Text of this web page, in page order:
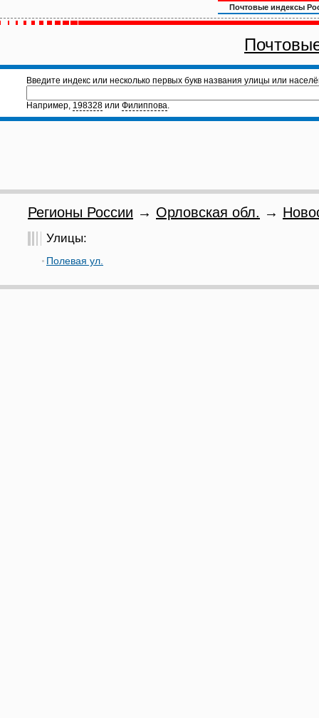
Почтовые индексы
Введите индекс или несколько первых букв названия улицы или
Например, 198328 или Филиппова.
Регионы России → Орловская обл. →
Улицы:
Полевая ул.